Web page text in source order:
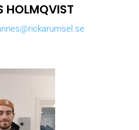
HOLMQVIST